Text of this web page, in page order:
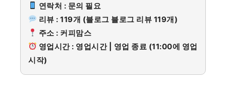
연락처 : 문의 필요
리뷰 : 119개 (블로그 블로그 리뷰 119개)
주소 : 커피맘스
영업시간 : 영업시간 | 영업 종료 (11:00에 영업
시작)